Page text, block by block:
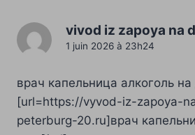
vivod iz zapoya na
1 juin 2026 à 23h24
врач капельница алкоголь
[url=https://vyvod-iz-zapoya-
peterburg-20.ru]врач